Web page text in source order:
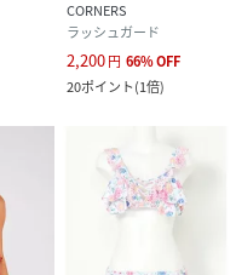
CORNERS
ラッシュガード
2,200円 66%OFF
20ポイント(1倍)